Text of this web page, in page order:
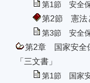
第1節 安全
第2節 憲法
第3節 安全
第2章 国家安全
「三文書」
第1節 国家